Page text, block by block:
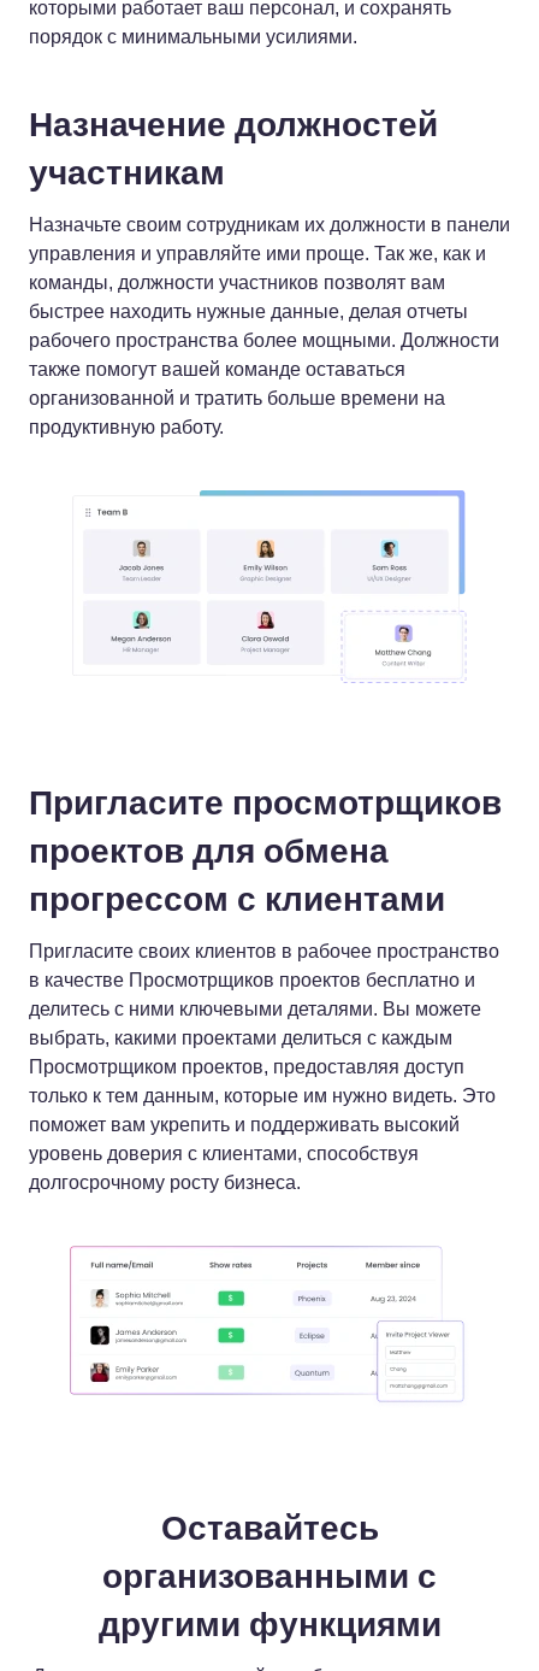
которыми работает ваш персонал, и сохранять
порядок с минимальными усилиями.
Назначение должностей
участникам
Назначьте своим сотрудникам их должности в панели
управления и управляйте ими проще. Так же, как и
команды, должности участников позволят вам
быстрее находить нужные данные, делая отчеты
рабочего пространства более мощными. Должности
также помогут вашей команде оставаться
организованной и тратить больше времени на
продуктивную работу.
Пригласите просмотрщиков
проектов для обмена
прогрессом с клиентами
Пригласите своих клиентов в рабочее пространство
в качестве Просмотрщиков проектов бесплатно и
делитесь с ними ключевыми деталями. Вы можете
выбрать, какими проектами делиться с каждым
Просмотрщиком проектов, предоставляя доступ
только к тем данным, которые им нужно видеть. Это
поможет вам укрепить и поддерживать высокий
уровень доверия с клиентами, способствуя
долгосрочному росту бизнеса.
Оставайтесь
организованными с
другими функциями